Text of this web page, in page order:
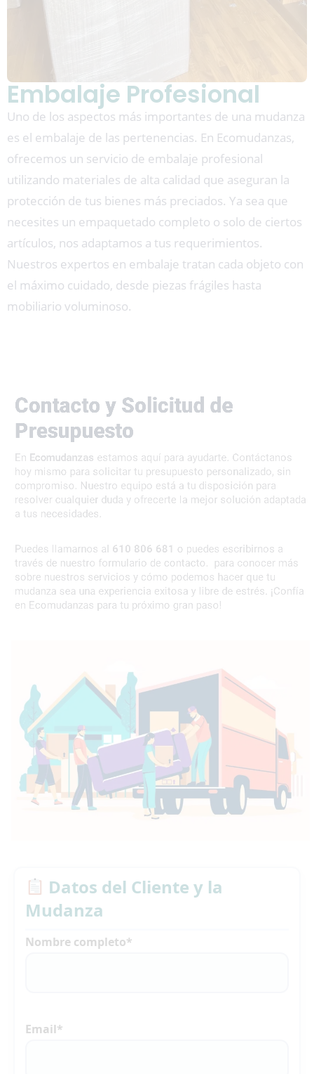
Embalaje Profesional
Uno de los aspectos más importantes de una mudanza
es el embalaje de las pertenencias. En Ecomudanzas,
ofrecemos un servicio de embalaje profesional
utilizando materiales de alta calidad que aseguran la
protección de tus bienes más preciados. Ya sea que
necesites un empaquetado completo o solo de ciertos
artículos, nos adaptamos a tus requerimientos.
Nuestros expertos en embalaje tratan cada objeto con
el máximo cuidado, desde piezas frágiles hasta
mobiliario voluminoso.
Contacto y Solicitud de
Presupuesto
EnEcomudanzasestamos aquí para ayudarte. Contáctanos
hoy mismo para solicitar tu presupuesto personalizado, sin
compromiso. Nuestro equipo está a tu disposición para
resolver cualquier duda y ofrecerte la mejor solución adaptada
a tus necesidades.
Puedes llamarnos al 610 806 681o puedes escribirnos a
través de nuestro formulario de contacto. para conocer más
sobre nuestros servicios y cómo podemos hacer que tu
mudanza sea una experiencia exitosa y libre de estrés. ¡Confía
en Ecomudanzas para tu próximo gran paso!
Datos del Cliente y la
Mudanza
Nombre completo*
Email*